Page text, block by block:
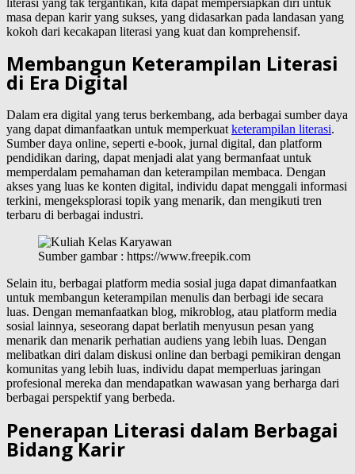
masa depan karir yang sukses, yang didasarkan pada landasan yang
kokoh dari kecakapan literasi yang kuat dan komprehensif.
Membangun Keterampilan Literasi
di Era Digital
Dalam era digital yang terus berkembang, ada berbagai sumber daya
yang dapat dimanfaatkan untuk memperkuat keterampilan literasi.
Sumber daya online, seperti e-book, jurnal digital, dan platform
pendidikan daring, dapat menjadi alat yang bermanfaat untuk
memperdalam pemahaman dan keterampilan membaca. Dengan
akses yang luas ke konten digital, individu dapat menggali informasi
terkini, mengeksplorasi topik yang menarik, dan mengikuti tren
terbaru di berbagai industri.
Sumber gambar : https://www.freepik.com
Selain itu, berbagai platform media sosial juga dapat dimanfaatkan
untuk membangun keterampilan menulis dan berbagi ide secara
luas. Dengan memanfaatkan blog, mikroblog, atau platform media
sosial lainnya, seseorang dapat berlatih menyusun pesan yang
menarik dan menarik perhatian audiens yang lebih luas. Dengan
melibatkan diri dalam diskusi online dan berbagi pemikiran dengan
komunitas yang lebih luas, individu dapat memperluas jaringan
profesional mereka dan mendapatkan wawasan yang berharga dari
berbagai perspektif yang berbeda.
Penerapan Literasi dalam Berbagai
Bidang Karir